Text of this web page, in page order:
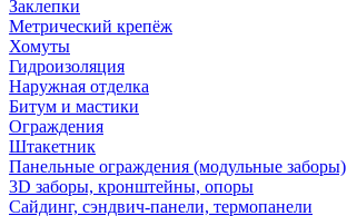
Заклепки
Метрический крепёж
Хомуты
Гидроизоляция
Наружная отделка
Битум и мастики
Ограждения
Штакетник
Панельные ограждения (модульные заборы)
3D заборы, кронштейны, опоры
Cайдинг, сэндвич-панели, термопанели